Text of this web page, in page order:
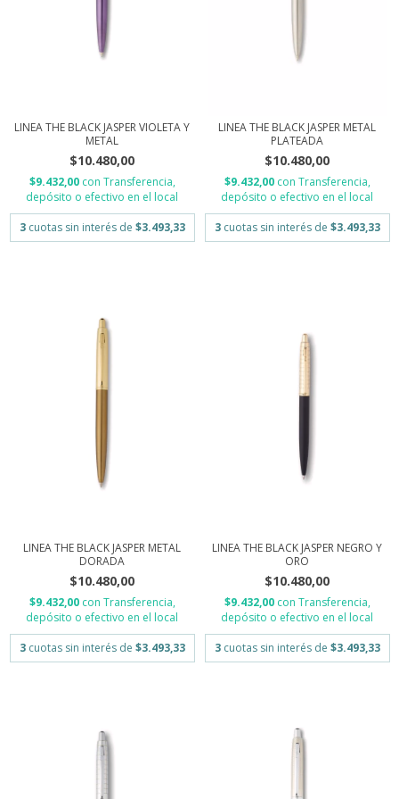
LINEA THE BLACK JASPER VIOLETA Y
METAL
$10.480,00
$9.432,00 con Transferencia,
depósito o efectivo en el local
3 cuotas sin interés de $3.493,33
LINEA THE BLACK JASPER METAL
PLATEADA
$10.480,00
$9.432,00 con Transferencia,
depósito o efectivo en el local
3 cuotas sin interés de $3.493,33
LINEA THE BLACK JASPER METAL
DORADA
$10.480,00
$9.432,00 con Transferencia,
depósito o efectivo en el local
3 cuotas sin interés de $3.493,33
LINEA THE BLACK JASPER NEGRO Y
ORO
$10.480,00
$9.432,00 con Transferencia,
depósito o efectivo en el local
3 cuotas sin interés de $3.493,33